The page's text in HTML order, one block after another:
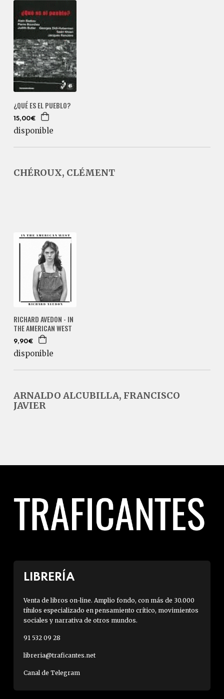
¿QUÉ ES EL PUEBLO?
15,00€
disponible
CHÉROUX, CLÉMENT
RICHARD AVEDON - IN
THE AMERICAN WEST
9,90€
disponible
ARNALDO ALCUBILLA, FRANCISCO
JAVIER
LIBRERÍA
Venta de libros on-line. Amplio fondo, con más de 30.000
títulos especializado en pensamiento crítico, movimientos
sociales y narrativa de otros mundos.
91 532 09 28
libreria@traficantes.net
Canal de Telegram